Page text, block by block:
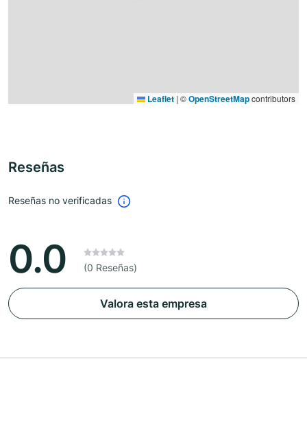
Leaflet | ©OpenStreetMapcontributors
Reseñas
Reseñas no verificadas
0.0 (0 Reseñas)
Valora esta empresa